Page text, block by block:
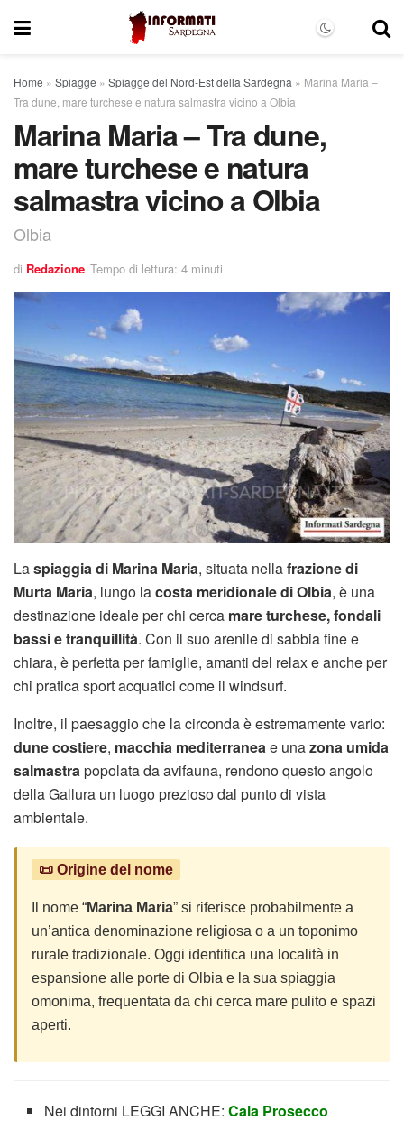
Home » Spiagge » Spiagge del Nord-Est della Sardegna » Marina Maria –
Tra dune, mare turchese e natura salmastra vicino a Olbia
Marina Maria – Tra dune,
mare turchese e natura
salmastra vicino a Olbia
Olbia
di Redazione Tempo di lettura: 4 minuti
Laspiaggia di Marina Maria, situata nellafrazione di
Murta Maria, lungo lacosta meridionale di Olbia, è una
destinazione ideale per chi cerca mare turchese, fondali
bassi e tranquillità. Con il suo arenile di sabbia fine e
chiara, è perfetta per famiglie, amanti del relax e anche per
chi pratica sport acquatici come il windsurf.
Inoltre, il paesaggio che la circonda è estremamente vario:
dune costiere, macchia mediterraneae unazona umida
salmastrapopolata da avifauna, rendono questo angolo
della Gallura un luogo prezioso dal punto di vista
ambientale.
📜 Origine del nome
Il nome “Marina Maria” si riferisce probabilmente a
un’antica denominazione religiosa o a un toponimo
rurale tradizionale. Oggi identifica una località in
espansione alle porte di Olbia e la sua spiaggia
omonima, frequentata da chi cerca mare pulito e spazi
aperti.
Nei dintorni LEGGI ANCHE: Cala Prosecco